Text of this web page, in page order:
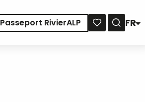
Passeport RivierALP
FR